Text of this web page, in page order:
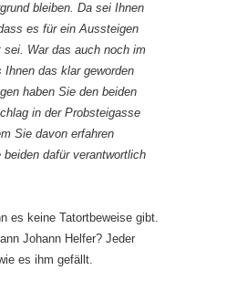
bleiben. Da sei Ihnen
es für ein Aussteigen
War das auch noch im
Ihnen das klar geworden
haben Sie den beiden
in der Probsteigasse
Sie davon erfahren
dafür verantwortlich
es keine Tatortbeweise gibt.
Johann Helfer? Jeder
es ihm gefällt.